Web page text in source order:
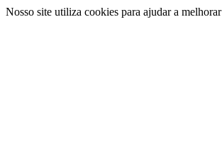
Nosso site utiliza cookies para ajudar a